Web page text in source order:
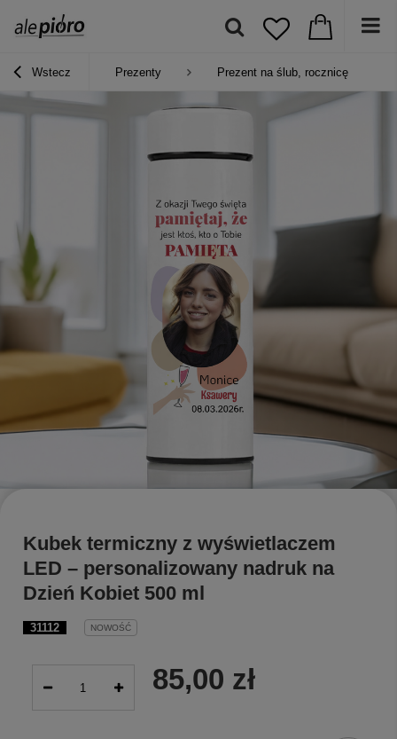
Wstecz Prezenty Prezent na ślub, rocznicę
31112 NOWOŚĆ
Kubek termiczny z wyświetlaczem
LED – personalizowany nadruk na
Dzień Kobiet 500 ml
85,00 zł